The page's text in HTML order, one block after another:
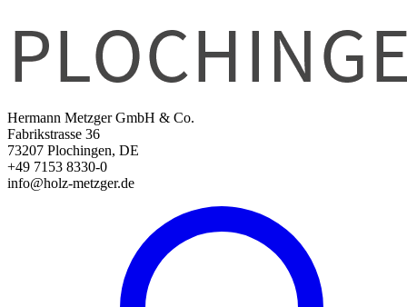
Hermann Metzger GmbH & Co.
Fabrikstrasse 36
73207 Plochingen, DE
+49 7153 8330-0
info@holz-metzger.de